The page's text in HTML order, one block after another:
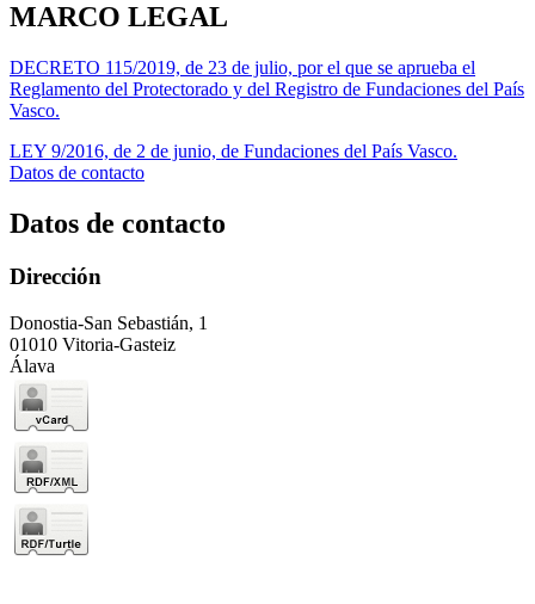
MARCO LEGAL
DECRETO 115/2019, de 23 de julio, por el que se aprueba el
Reglamento del Protectorado y del Registro de Fundaciones del País
Vasco.
LEY 9/2016, de 2 de junio, de Fundaciones del País Vasco.
Datos de contacto
Datos de contacto
Dirección
Donostia-San Sebastián, 1
01010 Vitoria-Gasteiz
Álava